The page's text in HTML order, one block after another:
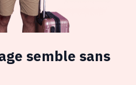
semble sans